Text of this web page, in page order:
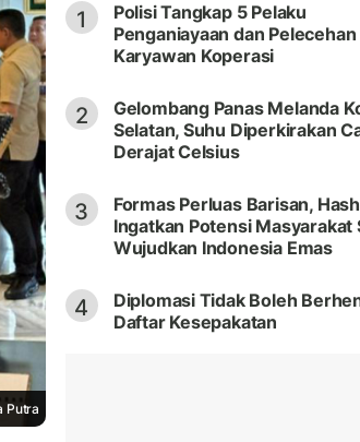
Putra
1
Polisi Tangkap 5 Pelaku
Penganiayaan dan Pelecehan
Karyawan Koperasi
2
Gelombang Panas Melanda
Selatan, Suhu Diperkirakan
Derajat Celsius
3
Formas Perluas Barisan,
Ingatkan Potensi Masyarakat
Wujudkan Indonesia Emas
4
Diplomasi Tidak Boleh
Daftar Kesepakatan